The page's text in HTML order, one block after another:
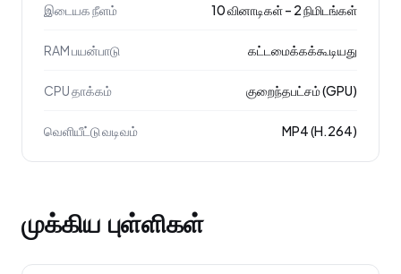
இடையக நீளம் 10 வினாடிகள் – 2 நிமிடங்கள்
RAM பயன்பாடு கட்டமைக்கக்கூடியது
CPU தாக்கம் குறைந்தபட்சம் (GPU)
வெளியீட்டு வடிவம் MP4 (H.264)
முக்கிய புள்ளிகள்